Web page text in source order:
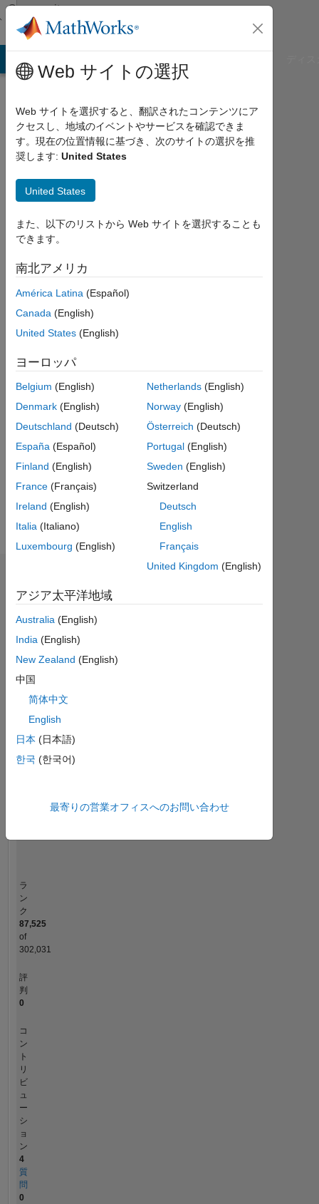
コンテンツへスキップ
Community
Profile
Luqas
Lundahl
Last
約4
年 前
2022
か
ら
ィ
ブ
Following:
計
コントリビューション L
0
タイムライン
ラ
ン
ク
87,525
of
302,031
評
判
0
コ
ン
ト
リ
ビ
ュ
ー
シ
ョ
ン
4
質
問
0
Web サイトの選択
Web サイトを選択すると、翻訳されたコンテンツにア
クセスし、地域のイベントやサービスを確認できま
す。現在の位置情報に基づき、次のサイトの選択を推
奨します: United States
United States
また、以下のリストから Web サイトを選択することも
できます。
南北アメリカ
América Latina (Español)
Canada (English)
United States (English)
ヨーロッパ
Belgium (English)
Denmark (English)
Deutschland (Deutsch)
España (Español)
Finland (English)
France (Français)
Ireland (English)
Italia (Italiano)
Luxembourg (English)
Netherlands (English)
Norway (English)
Österreich (Deutsch)
Portugal (English)
Sweden (English)
Switzerland
Deutsch
English
Français
United Kingdom (English)
アジア太平洋地域
Australia (English)
India (English)
New Zealand (English)
中国
简体中文
English
日本 (日本語)
한국 (한국어)
最寄りの営業オフィスへのお問い合わせ